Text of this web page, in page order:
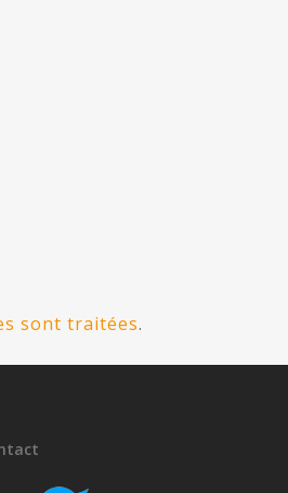
sont traitées.